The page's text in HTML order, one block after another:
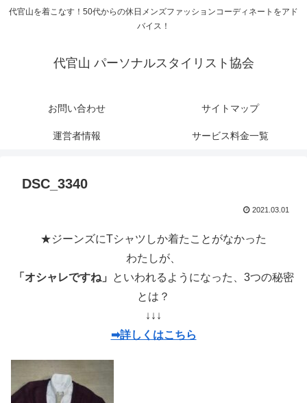
代官山を着こなす！50代からの休日メンズファッションコーディネートをアド
バイス！
代官山 パーソナルスタイリスト協会
お問い合わせ サイトマップ
運営者情報 サービス料金一覧
DSC_3340
2021.03.01
★ジーンズにTシャツしか着たことがなかった
わたしが、
「オシャレですね」
といわれるようになった、3つの秘密
とは？
↓↓↓
➡詳しくはこちら